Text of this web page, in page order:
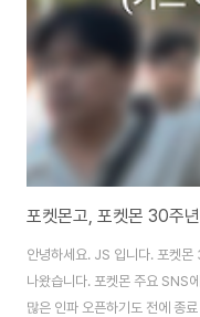
포켓몬고, 포켓몬 30주
안녕하세요. JS 입니다. 포켓
나왔습니다. 포켓몬 주요 SNS
많은 인파 오픈하기도 전에 종